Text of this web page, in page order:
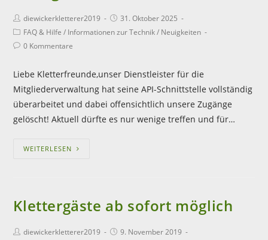
diewickerkletterer2019
31. Oktober 2025
FAQ & Hilfe / Informationen zur Technik/ Neuigkeiten
0 Kommentare
Liebe Kletterfreunde,unser Dienstleister für die
Mitgliederverwaltung hat seine API-Schnittstelle vollständig
überarbeitet und dabei offensichtlich unsere Zugänge
gelöscht! Aktuell dürfte es nur wenige treffen und für…
WEITERLESEN
Klettergäste ab sofort möglich
diewickerkletterer2019
9. November 2019